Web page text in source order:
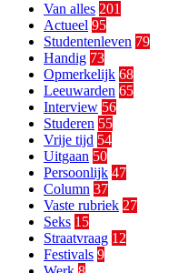
Van alles 201
Actueel 95
Studentenleven 79
Handig 73
Opmerkelijk 68
Leeuwarden 65
Interview 56
Studeren 55
Vrije tijd 54
Uitgaan 50
Persoonlijk 47
Column 37
Vaste rubriek 27
Seks 15
Straatvraag 12
Festivals 9